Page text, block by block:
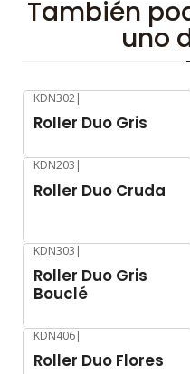
También
uno
KDN302|
Roller Duo Gris
KDN203 |
Roller Duo Cruda
KDN303 |
Roller Duo Gris
Bouclé
KDN406|
Roller Duo Flores